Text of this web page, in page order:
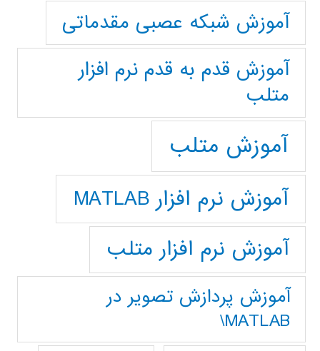
آموزش شبکه عصبی مقدماتی
آموزش قدم به قدم نرم افزار
متلب
آموزش متلب
آموزش نرم افزار MATLAB
آموزش نرم افزار متلب
آموزش پردازش تصوير در
MATLAB\